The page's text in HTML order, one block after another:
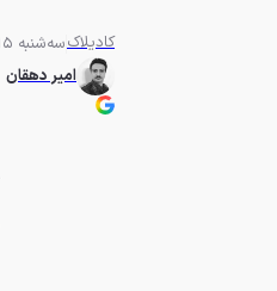
کادیلاکسه‌شنبه 15 مهر 1404 - 17:00
امیر دهقان